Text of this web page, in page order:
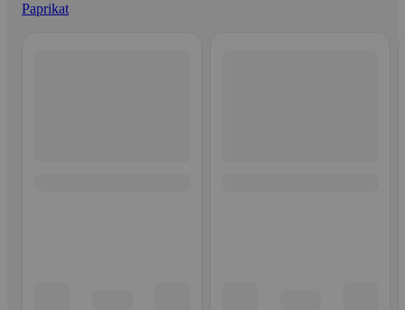
Paprikat